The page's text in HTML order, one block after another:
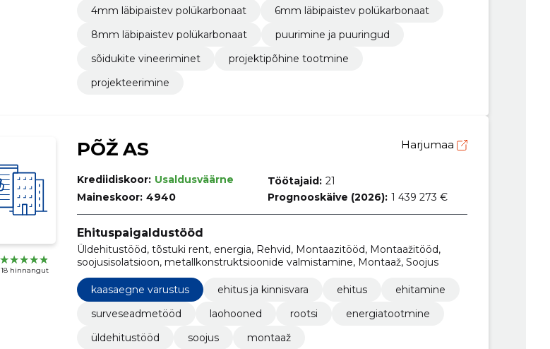
4mm läbipaistev polükarbonaat
6mm läbipaistev polükarbonaat
8mm läbipaistev polükarbonaat
puurimine ja puuringud
sõidukite vineeriminet
projektipõhine tootmine
projekteerimine
18 hinnangut
PÕŽ AS Harjumaa
Krediidiskoor: Usaldusväärne
Maineskoor: 4940
Töötajaid: 21
Prognooskäive (2026): 1 439 273 €
Ehituspaigaldustööd
Üldehitustööd, tõstuki rent, energia, Rehvid, Montaazitööd, Montaažitööd,
soojusisolatsioon, metallkonstruktsioonide valmistamine, Montaaž, Soojus
kaasaegne varustus ehitus ja kinnisvara ehitus
ehitamine
surveseadmetööd
laohooned rootsi
energiatootmine
üldehitustööd
soojus
montaaž